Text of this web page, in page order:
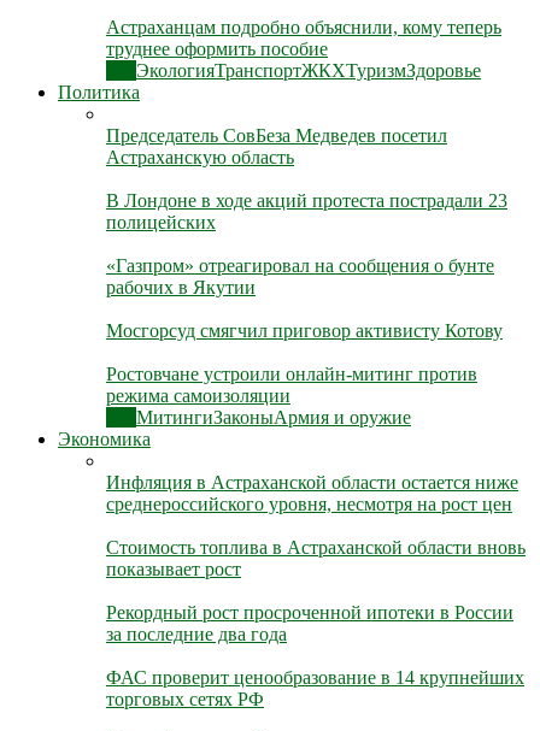
Астраханцам подробно объяснили, кому теперь
труднее оформить пособие
ЭкологияТранспортЖКХТуризмЗдоровье
Политика
Председатель СовБеза Медведев посетил
Астраханскую область
В Лондоне в ходе акций протеста пострадали 23
полицейских
«Газпром» отреагировал на сообщения о бунте
рабочих в Якутии
Мосгорсуд смягчил приговор активисту Котову
Ростовчане устроили онлайн-митинг против
режима самоизоляции
МитингиЗаконыАрмия и оружие
Экономика
Инфляция в Астраханской области остается ниже
среднероссийского уровня, несмотря на рост цен
Стоимость топлива в Астраханской области вновь
показывает рост
Рекордный рост просроченной ипотеки в России
за последние два года
ФАС проверит ценообразование в 14 крупнейших
торговых сетях РФ